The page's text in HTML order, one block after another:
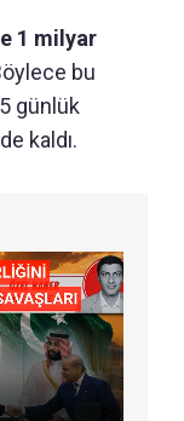
1 milyar
bu
günlük
kaldı.